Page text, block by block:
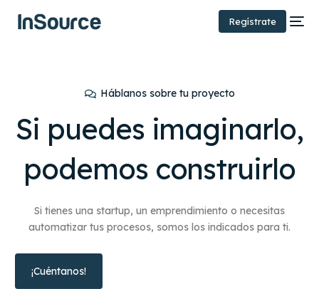
Regístrate
Háblanos sobre tu proyecto
Si puedes imaginarlo,
podemos construirlo
Si tienes una startup, un emprendimiento o necesitas
automatizar tus procesos, somos los indicados para ti.
¡Cuéntanos!